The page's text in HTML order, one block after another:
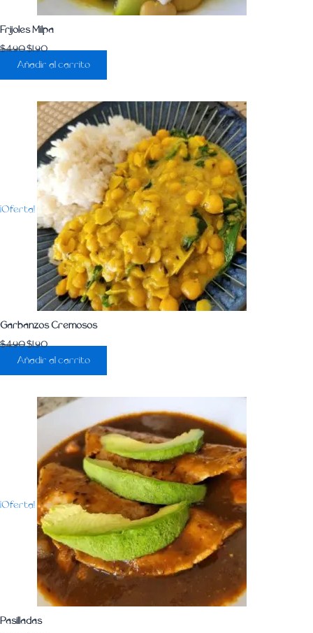
Frijoles Milpa
$4.90$1.90
Añadir al carrito
¡Oferta!
Garbanzos Cremosos
$4.90$1.90
Añadir al carrito
¡Oferta!
Pasilladas